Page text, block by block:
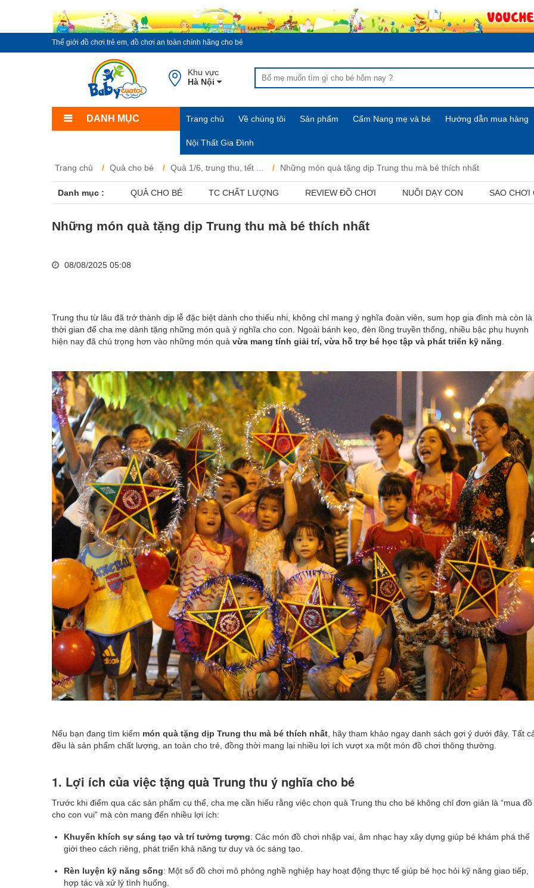
Thế giới đồ chơi trẻ em, đồ chơi an toàn chính hãng cho bé
Khu vực
Hà Nội
DANH MỤC Trang chủ Về chúng tôi Sản phẩm Cẩm Nang mẹ và bé Hướng dẫn mua hàng
Nội Thất Gia Đình
Trang chủ Quà cho bé Quà 1/6, trung thu, tết ... Những món quà tặng dịp Trung thu mà bé thích nhất
Danh mục : QUÀ CHO BÉ TC CHẤT LƯỢNG REVIEW ĐỒ CHƠI NUÔI DẠY CON SAO CHƠI
Những món quà tặng dịp Trung thu mà bé thích nhất
08/08/2025 05:08
Trung thu từ lâu đã trở thành dịp lễ đặc biệt dành cho thiếu nhi, không chỉ mang ý nghĩa đoàn viên, sum họp gia đình mà còn là
thời gian để cha mẹ dành tặng những món quà ý nghĩa cho con. Ngoài bánh kẹo, đèn lồng truyền thống, nhiều bậc phụ huynh
hiện nay đã chú trọng hơn vào những món quà vừa mang tính giải trí, vừa hỗ trợ bé học tập và phát triển kỹ năng
Nếu bạn đang tìm kiếm món quà tặng dịp Trung thu mà bé thích nhất , hãy tham khảo ngay danh sách gợi ý dưới đây. Tất
đều là sản phẩm chất lượng, an toàn cho trẻ, đồng thời mang lại nhiều lợi ích vượt xa một món đồ chơi thông thường.
1. Lợi ích của việc tặng quà Trung thu ý nghĩa cho bé
Trước khi điểm qua các sản phẩm cụ thể, cha mẹ cần hiểu rằng việc chọn quà Trung thu cho bé không chỉ đơn giản là “mua đồ
cho con vui” mà còn mang đến nhiều lợi ích:
Khuyến khích sự sáng tạo và trí tưởng tượng: Các món đồ chơi nhập vai, âm nhạc hay xây dựng giúp bé khám phá thế
giới theo cách riêng, phát triển khả năng tư duy và óc sáng tạo.
Rèn luyện kỹ năng sống: Một số đồ chơi mô phỏng nghề nghiệp hay hoạt động thực tế giúp bé học hỏi kỹ năng giao tiếp,
hợp tác và xử lý tình huống.